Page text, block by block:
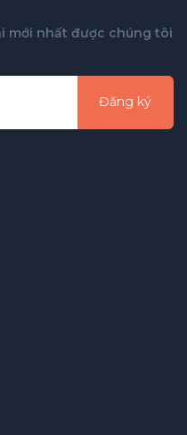
mới nhất được chúng tôi
Đăng ký